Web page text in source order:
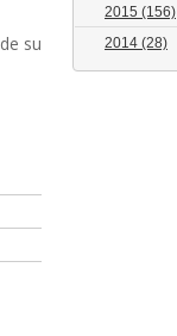
su
2015 (156)
2014 (28)